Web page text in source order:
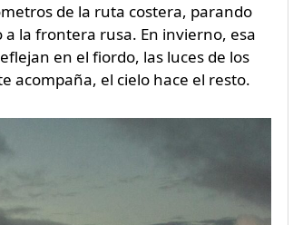
de la ruta costera, parando
la frontera rusa. En invierno, esa
en el fiordo, las luces de los
acompaña, el cielo hace el resto.